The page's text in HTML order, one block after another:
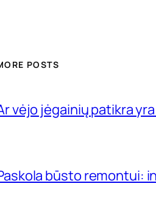
POSTS
vėjo jėgainių patikra
būsto remontui: